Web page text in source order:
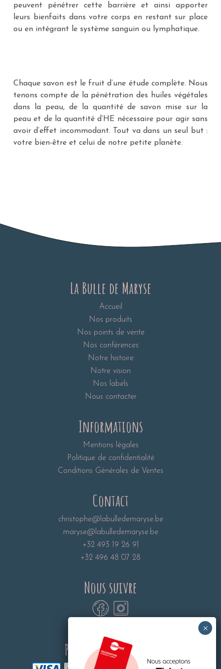
peuvent pénétrer cette barrière et ainsi apporter
leurs bienfaits dans votre corps en restant sur place
ou en intégrant le système sanguin ou lymphatique.
Chaque savon est le fruit d’une étude complète. Nous
tenons compte de la pénétration des huiles végétales
dans la peau, de la quantité de savon mise sur la
peau et de la quantité d’HE nécessaire pour agir sans
avoir d’effet incommodant. Tout va dans un seul but :
votre bien-être et celui de notre petite planète.
La Bulle de Maryse
Accueil
Nos produits
Nos points de vente
Nos conférences
Notre histoire
Notre vision
Nos labels
Nous contacter
Informations
Mentions légales
Politique de confidentialité
Conditions Générales de Ventes
Contact
christophe@labulledemaryse.be
maryse@labulledemaryse.be
+32 493 19 26 91
+32 496 48 07 28
Nous suivre
Paiements sécurisés: